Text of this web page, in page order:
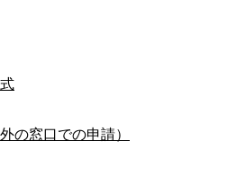
の窓口での申請）